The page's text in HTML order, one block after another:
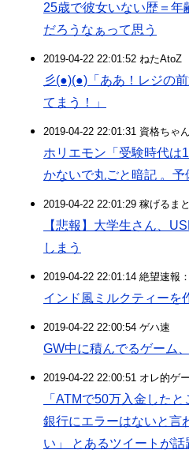
25歳で彼女いない歴＝年
だろうなぁって思う
2019-04-22 22:01:52 ねたAtoZ
彡(●)(●)「ああ！レジの
てまう！」
2019-04-22 22:01:31 資格ちゃ
ホリエモン「受験時代は
かないで丸ごと暗記 。予
2019-04-22 22:01:29 稼げるま
【悲報】大学生さん、
しまう
2019-04-22 22:01:14 絶望速報
インド風ミルクティーを
2019-04-22 22:00:54 ゲハ速
GW中に積んでるゲーム
2019-04-22 22:00:51 オレ的ゲ
「ATMで50万入金した
銀行にエラーはないと言
い」 とあるツイートが話